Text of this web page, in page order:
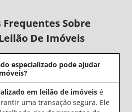
Frequentes Sobre
De Imóveis
especializado pode ajudar
em leilão de imóveis é
uma transação segura. Ele